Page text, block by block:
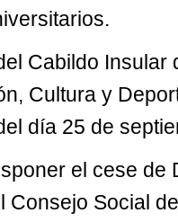
Cabildo
Cultura y
día 25 de
el cese de
Consejo Social